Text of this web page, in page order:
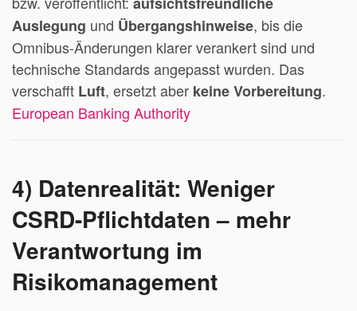
Auslegung und Übergangshinweise, bis die
Omnibus-Änderungen klarer verankert sind und
technische Standards angepasst wurden. Das
verschafft Luft, ersetzt aber keine Vorbereitung.
European Banking Authority
4) Datenrealität: Weniger
CSRD-Pflichtdaten – mehr
Verantwortung im
Risikomanagement